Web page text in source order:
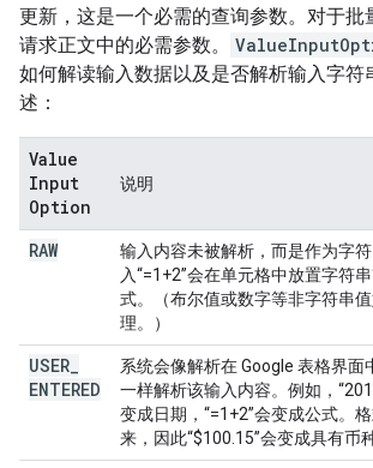
更新，这是一个必需的查询参数。对于批
请求正文中的必需参数。
如何解读输入数据以及是否解析输入字符
述：
Value
Input
Option
说明
RAW
输入内容未被解析，而是作为字
入“=1+2”会在单元格中放置字符
式。（布尔值或数字等非字符串
理。）
USER
ENTERED
系统会像解析在 Google 表格界面
一样解析该输入内容。例如，
变成日期，“=1+2”会变成公式。
来，因此“$100.15”会变成具有币